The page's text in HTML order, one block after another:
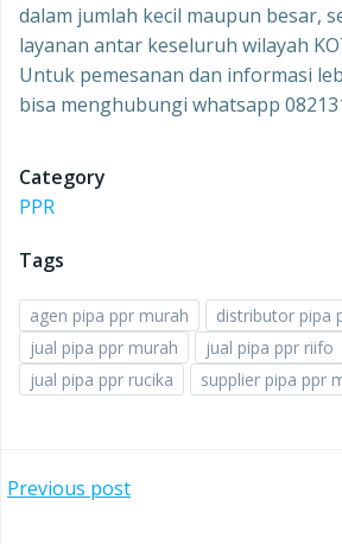
dalam jumlah kecil maupun besar,
layanan antar keseluruh wilayah
Untuk pemesanan dan informasi
bisa menghubungi whatsapp
Category
PPR
Tags
agen pipa ppr murah
distributor pipa
jual pipa ppr murah
jual pipa ppr riifo
jual pipa ppr rucika
supplier pipa ppr
Post
Previous post